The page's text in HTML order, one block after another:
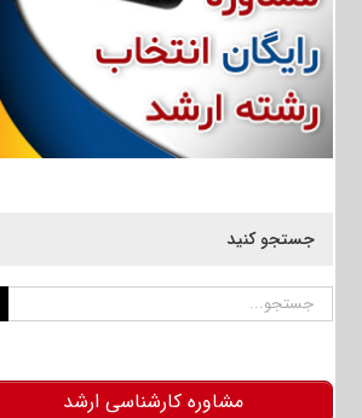
جستجو کنید
جستجو
مشاوره کارشناسی ارشد